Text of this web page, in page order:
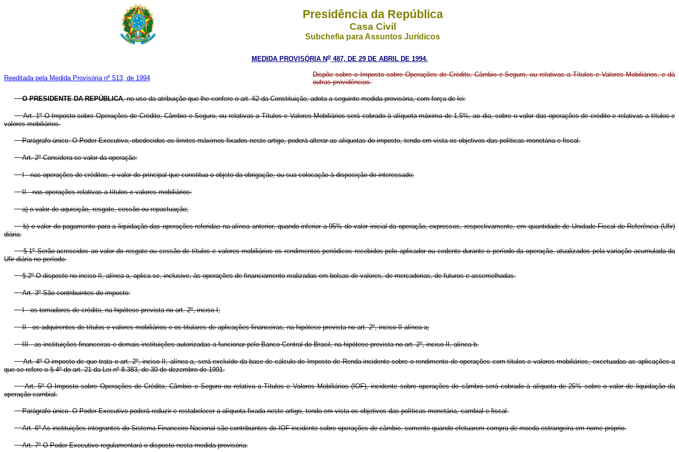
Presidência da República
Casa Civil
Subchefia para Assuntos Jurídicos
MEDIDA PROVISÓRIA No487, DE 29 DE ABRIL DE 1994.
Reeditada pela Medida Provisória nº 513, de 1994
Dispõe sobre o Imposto sobre Operações de Crédito, Câmbio e Seguro, ou relativas a Títulos e Valores Mobiliários, e dá
outras providências.
O PRESIDENTE DA REPÚBLICA, no uso da atribuição que lhe confere o art. 62 da Constituição, adota a seguinte medida provisória, com força de lei:
Art. 1º O Imposto sobre Operações de Crédito, Câmbio e Seguro, ou relativas a Títulos e Valores Mobiliários será cobrado à alíquota máxima de 1,5%, ao dia, sobre o valor das operações de crédito e relativas a títulos e
valores mobiliários.
Parágrafo único. O Poder Executivo, obedecidos os limites máximos fixados neste artigo, poderá alterar as alíquotas do imposto, tendo em vista os objetivos das políticas monetária e fiscal.
Art. 2º Considera-se valor da operação:
I - nas operações de créditos, o valor do principal que constitua o objeto da obrigação, ou sua colocação à disposição do interessado;
II - nas operações relativas a títulos e valores mobiliários:
a) o valor de aquisição, resgate, cessão ou repactuação;
b) o valor do pagamento para a liquidação das operações referidas na alínea anterior, quando inferior a 95% do valor inicial da operação, expressos, respectivamente, em quantidade de Unidade Fiscal de Referência (Ufir)
diária.
§ 1º Serão acrescidos ao valor do resgate ou cessão de títulos e valores mobiliários os rendimentos periódicos recebidos pelo aplicador ou cedente durante o período da operação, atualizados pela variação acumulada da
Ufir diária no período.
§ 2º O disposto no inciso II, alínea a, aplica-se, inclusive, às operações de financiamento realizadas em bolsas de valores, de mercadorias, de futuros e assemelhadas.
Art. 3º São contribuintes do imposto:
I - os tomadores de crédito, na hipótese prevista no art. 2º, inciso I;
II - os adquirentes de títulos e valores mobiliários e os titulares de aplicações financeiras, na hipótese prevista no art. 2º, inciso II alínea a;
III - as instituições financeiras e demais instituições autorizadas a funcionar pelo Banco Central do Brasil, na hipótese prevista no art. 2º, inciso II, alínea b.
Art. 4º O imposto de que trata o art. 2º, inciso II, alínea a, será excluído da base de cálculo do Imposto de Renda incidente sobre o rendimento de operações com títulos e valores mobiliários, excetuadas as aplicações a
que se refere o § 4º do art. 21 da Lei nº 8.383, de 30 de dezembro de 1991.
Art. 5º O Imposto sobre Operações de Crédito, Câmbio e Seguro ou relativa a Títulos e Valores Mobiliários (IOF), incidente sobre operações de câmbio será cobrado à alíquota de 25% sobre o valor de liquidação da
operação cambial.
Parágrafo único. O Poder Executivo poderá reduzir e restabelecer a alíquota fixada neste artigo, tendo em vista os objetivos das políticas monetária, cambial e fiscal.
Art. 6º As instituições integrantes do Sistema Financeiro Nacional são contribuintes do IOF incidente sobre operações de câmbio, somente quando efetuarem compra de moeda estrangeira em nome próprio.
Art. 7º O Poder Executivo regulamentará o disposto nesta medida provisória.